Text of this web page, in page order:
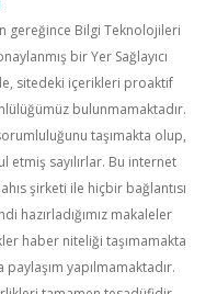
gereğince Bilgi Teknolojileri
bir Yer Sağlayıcı
sitedeki içerikleri proaktif
bulunmamaktadır.
taşımakta olup,
etmiş sayılırlar. Bu internet
şirketi ile hiçbir bağlantısı
hazırladığımız makaleler
haber niteliği taşımamakta
yapılmamaktadır.